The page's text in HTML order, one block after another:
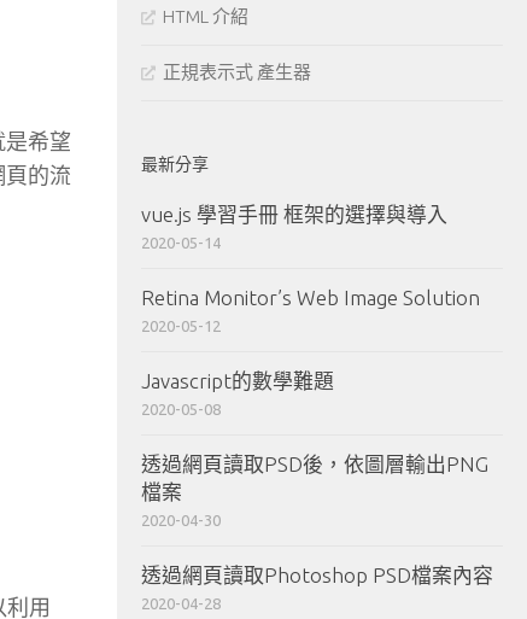
希望
的流
利用
HTML 介紹
正規表示式 產生器
最新分享
vue.js 學習手冊 框架的選擇與導入
2020-05-14
Retina Monitor’s Web Image Solution
2020-05-12
Javascript的數學難題
2020-05-08
透過網頁讀取PSD後，依圖層輸出PNG
檔案
2020-04-30
透過網頁讀取Photoshop PSD檔案內容
2020-04-28